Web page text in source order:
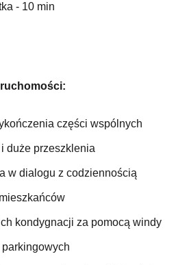
- 10 min
części wspólnych
duże przeszklenia
w dialogu z codziennością
kondygnacji za pomocą windy